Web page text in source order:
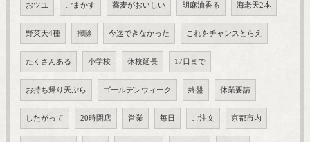
おツユ ごまかす 蕎麦がおいしい 胡麻油香る 海老天2本
野菜天4種 掃除 今迄できなかった これをチャンスとらえ
たくさんある 小学校 休校延長 17日まで
お持ち帰り天ぷら ゴールデンウィーク 終盤 休業要請
したがって 20時閉店 営業 毎日 ご注文 京都市内